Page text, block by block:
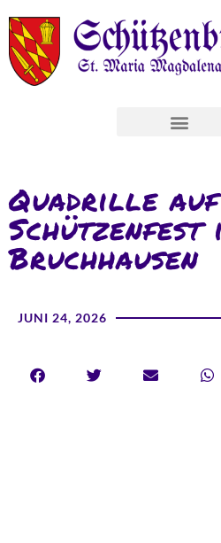
Quadrille auf
Schützenfest
Bruchhausen
JUNI 24, 2026